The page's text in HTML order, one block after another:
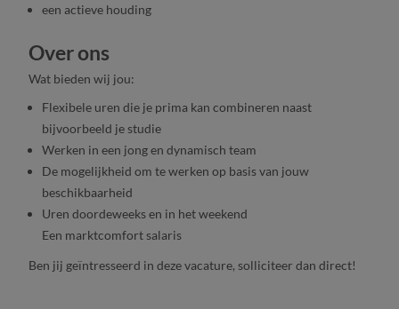
een actieve houding
Over ons
Wat bieden wij jou:
Flexibele uren die je prima kan combineren naast
bijvoorbeeld je studie
Werken in een jong en dynamisch team
De mogelijkheid om te werken op basis van jouw
beschikbaarheid
Uren doordeweeks en in het weekend
Een marktcomfort salaris
Ben jij geïntresseerd in deze vacature, solliciteer dan direct!